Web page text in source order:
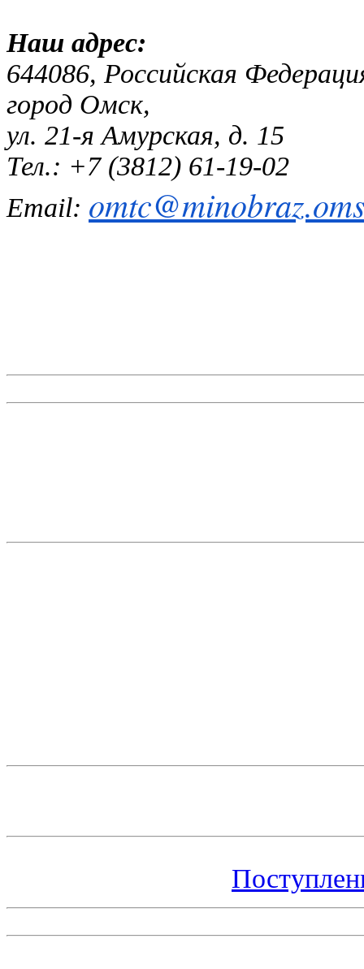
Наш
644086, Российская
город Омск,
ул. 21-я Амурская, д. 15
Тел.: +7 (3812) 61-19-02
Email: